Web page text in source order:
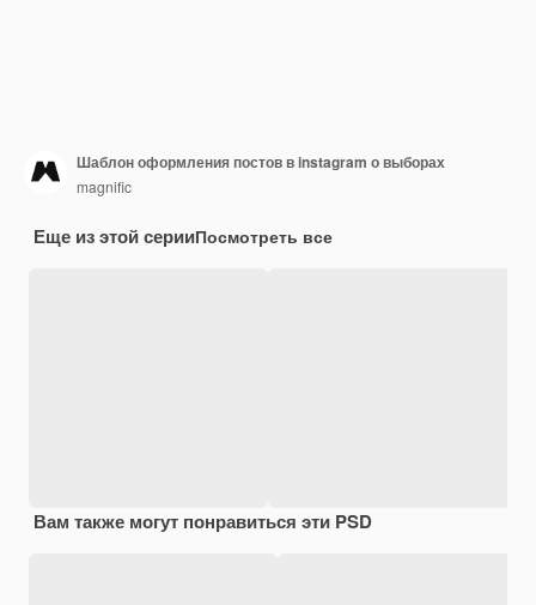
Шаблон оформления постов в instagram о выборах
magnific
Еще из этой серииПосмотреть все
Вам также могут понравиться эти PSD